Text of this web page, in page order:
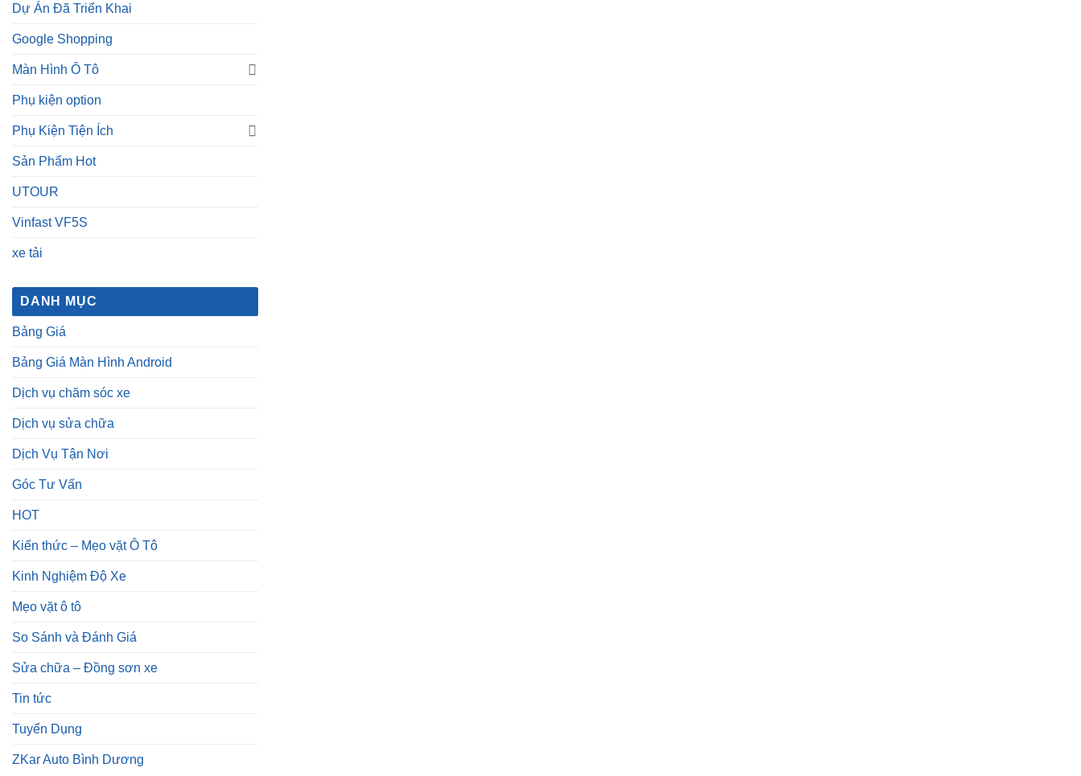
Dự Án Đã Triển Khai
Google Shopping
Màn Hình Ô Tô
Phụ kiện option
Phụ Kiện Tiện Ích
Sản Phẩm Hot
UTOUR
Vinfast VF5S
xe tải
DANH MỤC
Bảng Giá
Bảng Giá Màn Hình Android
Dịch vụ chăm sóc xe
Dịch vụ sửa chữa
Dịch Vụ Tận Nơi
Góc Tư Vấn
HOT
Kiến thức – Mẹo vặt Ô Tô
Kinh Nghiệm Độ Xe
Mẹo vặt ô tô
So Sánh và Đánh Giá
Sửa chữa – Đồng sơn xe
Tin tức
Tuyển Dụng
ZKar Auto Bình Dương